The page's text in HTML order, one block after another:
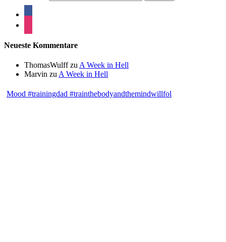
Neueste Kommentare
ThomasWulffzu A Week in Hell
Marvin zu A Week in Hell
Mood #trainingdad #trainthebodyandthemindwillfol